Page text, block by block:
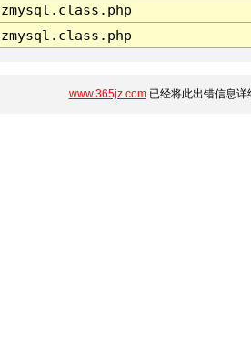
www.365jz.com已经将此出错信息详